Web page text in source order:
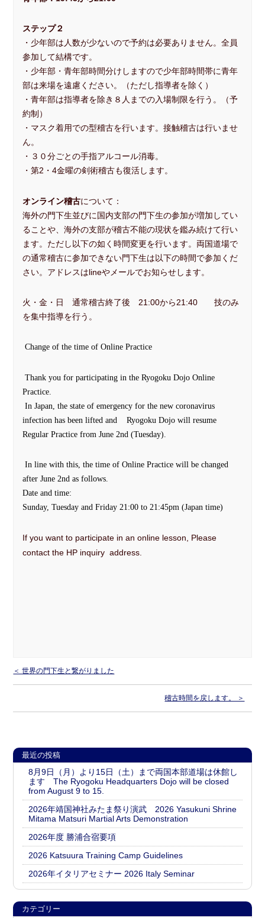
一刀流剣術
▼ お問合せ
お問合せ
▼ English
About Daito-ryu
ステップ２
・少年部は人数が少ないので予約は必要ありません。全員
参加して結構です。
・少年部・青年部時間分けしますので少年部時間帯に青年
部は来場を遠慮ください。（ただし指導者を除く）
・青年部は指導者を除き８人までの入場制限を行う。（予
約制）
・マスク着用での型稽古を行います。接触稽古は行いませ
ん。
・３０分ごとの手指アルコール消毒。
・第2・4金曜の剣術稽古も復活します。
オンライン稽古について：
海外の門下生並びに国内支部の門下生の参加が増加してい
ることや、海外の支部が稽古不能の現状を鑑み続けて行い
ます。ただし以下の如く時間変更を行います。両国道場で
の通常稽古に参加できない門下生は以下の時間で参加くだ
さい。アドレスはlineやメールでお知らせします。
火・金・日 通常稽古終了後 21:00から21:40 技のみ
を集中指導を行う。
Change of the time of Online Practice
Thank you for participating in the Ryogoku Dojo Online
Practice.
In Japan, the state of emergency for the new coronavirus
infection has been lifted and Ryogoku Dojo will resume
Regular Practice from June 2nd (Tuesday).
In line with this, the time of Online Practice will be changed
after June 2nd as follows.
Date and time:
Sunday, Tuesday and Friday 21:00 to 21:45pm (Japan time)
If you want to participate in an online lesson, Please
contact the HP inquiry address.
＜ 世界の門下生と繋がりました
稽古時間を戻します。 ＞
最近の投稿
8月9日（月）より15日（土）まで両国本部道場は休館し
ます The Ryogoku Headquarters Dojo will be closed
from August 9 to 15.
2026年靖国神社みたま祭り演武 2026 Yasukuni Shrine
Mitama Matsuri Martial Arts Demonstration
2026年度 勝浦合宿要項
2026 Katsuura Training Camp Guidelines
2026年イタリアセミナー 2026 Italy Seminar
カテゴリー